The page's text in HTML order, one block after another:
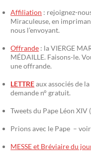
Affiliation : rejoignez-
Miraculeuse, en
nous l’envoyant.
Offrande : la VIERGE
MÉDAILLE. Faisons-le.
une offrande.
LETTREaux associés de
demande n° gratuit.
Tweets du Pape Léon XIV
Prions avec le Pape –
MESSE et Bréviaire du